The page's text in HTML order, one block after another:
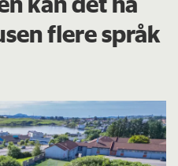
flere språk